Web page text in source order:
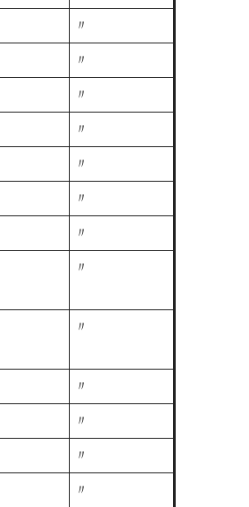
〃
〃
〃
〃
〃
〃
〃
〃
〃
〃
〃
〃
〃